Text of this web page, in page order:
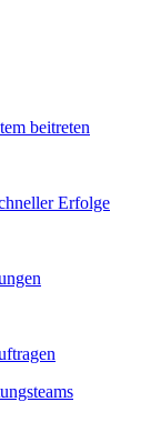
beitreten
Erfolge